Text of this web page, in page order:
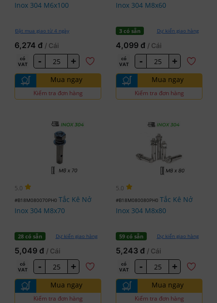
Inox 304 M6x100
Đặt mua giao từ 4 ngày
6,274 đ / Cái
có
VAT
- +
Mua ngay
Kiểm tra đơn hàng
Inox 304 M8x60
3 có sẵn Dự kiến giao hàng
4,099 đ / Cái
có
VAT
- +
Mua ngay
Kiểm tra đơn hàng
5.0
#B18M080070PH0 Tắc Kê Nở
Inox 304 M8x70
28 có sẵn Dự kiến giao hàng
5,049 đ / Cái
có
VAT
- +
Mua ngay
Kiểm tra đơn hàng
5.0
#B18M080080PH0 Tắc Kê Nở
Inox 304 M8x80
59 có sẵn Dự kiến giao hàng
5,243 đ / Cái
có
VAT
- +
Mua ngay
Kiểm tra đơn hàng